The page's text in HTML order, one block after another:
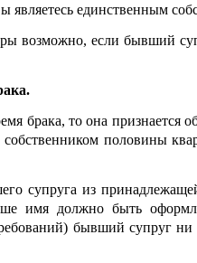
являетесь единственным
возможно, если бывший
брака, то она
собственником половины
супруга из
имя должно быть
бывший супруг ни